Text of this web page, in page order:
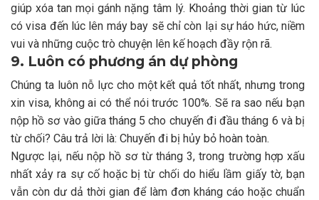
giúp xóa tan mọi gánh nặng tâm lý. Khoảng thời gian từ lúc
có visa đến lúc lên máy bay sẽ chỉ còn lại sự háo hức, niềm
vui và những cuộc trò chuyện lên kế hoạch đầy rộn rã.
9. Luôn có phương án dự phòng
Chúng ta luôn nỗ lực cho một kết quả tốt nhất, nhưng trong
xin visa, không ai có thể nói trước 100%. Sẽ ra sao nếu bạn
nộp hồ sơ vào giữa tháng 5 cho chuyến đi đầu tháng 6 và bị
từ chối? Câu trả lời là: Chuyến đi bị hủy bỏ hoàn toàn.
Ngược lại, nếu nộp hồ sơ từ tháng 3, trong trường hợp xấu
nhất xảy ra sự cố hoặc bị từ chối do hiểu lầm giấy tờ, bạn
vẫn còn dư dả thời gian để làm đơn kháng cáo hoặc chuẩn